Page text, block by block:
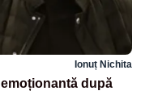
Ionuț Nichita
după